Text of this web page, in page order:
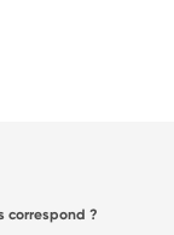
correspond ?